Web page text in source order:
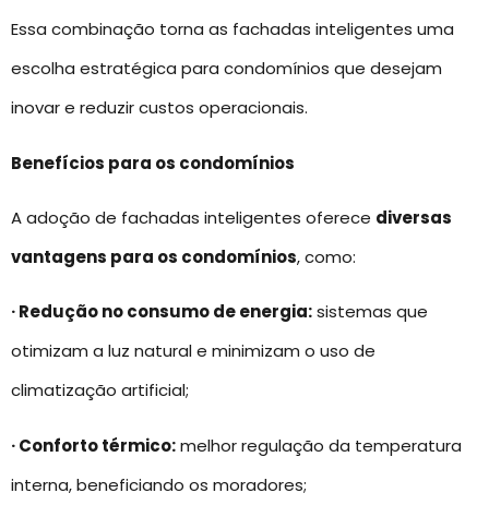
Essa combinação torna as fachadas inteligentes uma
escolha estratégica para condomínios que desejam
inovar e reduzir custos operacionais.
Benefícios para os condomínios
A adoção de fachadas inteligentes oferece diversas
vantagens para os condomínios, como:
· Redução no consumo de energia:sistemas que
otimizam a luz natural e minimizam o uso de
climatização artificial;
· Conforto térmico:melhor regulação da temperatura
interna, beneficiando os moradores;